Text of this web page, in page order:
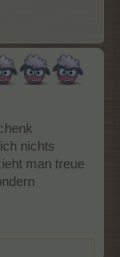
nichts
man treue